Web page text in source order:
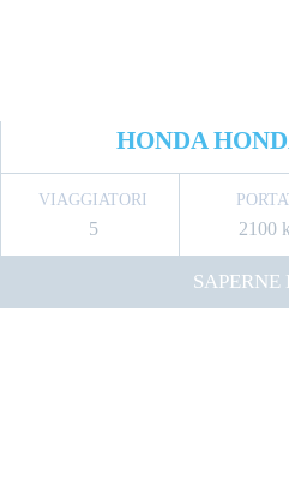
HONDA
VIAGGIATORI
5 2100
SAPERNE